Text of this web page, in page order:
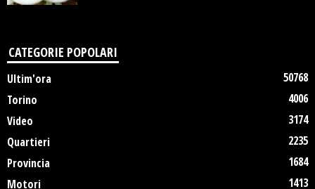
CATEGORIE POPOLARI
Ultim'ora
50768
Torino
4006
Video
3174
Quartieri
2235
Provincia
1684
Motori
1413